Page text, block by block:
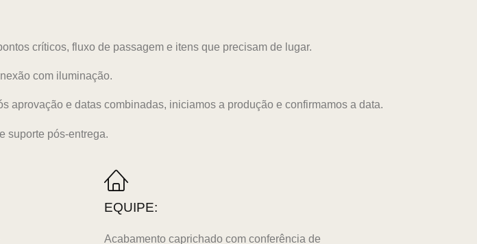
críticos, fluxo de passagem e itens que precisam de lugar.
com iluminação.
aprovação e datas combinadas, iniciamos a produção e confirmamos a data.
suporte pós-entrega.
EQUIPE:
Acabamento caprichado com conferência de